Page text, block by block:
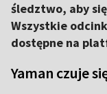
śledztwo, aby
Wszystkie
dostępne na
Yaman czuje